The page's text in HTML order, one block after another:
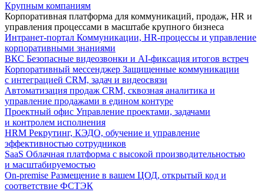
Крупным компаниям
Корпоративная платформа для коммуникаций, продаж, HR и
управления процессами в масштабе крупного бизнеса
Интранет-портал Коммуникации, HR-процессы и управление
корпоративными знаниями
ВКС Безопасные видеозвонки и AI-фиксация итогов встреч
Корпоративный мессенджер Защищенные коммуникации
с интеграцией CRM, задач и видеосвязи
Автоматизация продаж CRM, сквозная аналитика и
управление продажами в едином контуре
Проектный офис Управление проектами, задачами
и контролем исполнения
HRM Рекрутинг, КЭДО, обучение и управление
эффективностью сотрудников
SaaS Облачная платформа с высокой производительностью
и масштабируемостью
On-premise Размещение в вашем ЦОД, открытый код и
соответствие ФСТЭК